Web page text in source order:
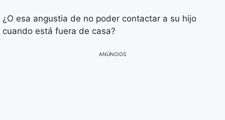
¿O esa angustia de no poder contactar a su hijo
cuando está fuera de casa?
ANÚNCIOS